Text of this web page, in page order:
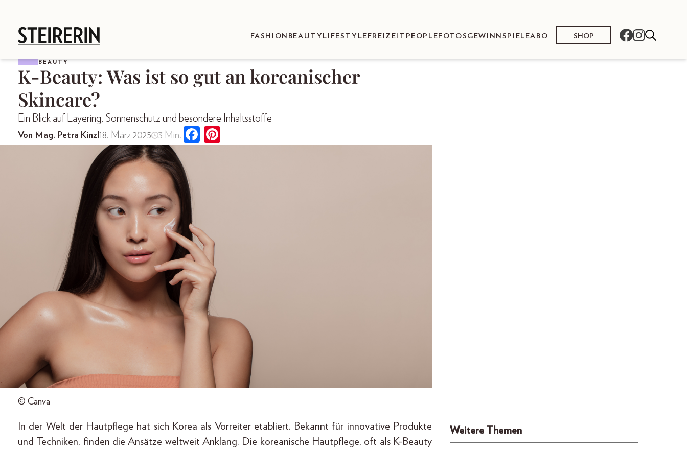
FASHION BEAUTY LIFESTYLE FREIZEIT PEOPLE FOTOS GEWINNSPIELEABO SHOP
BEAUTY
K-Beauty: Was ist so gut an koreanischer
Skincare?
Ein Blick auf Layering, Sonnenschutz und besondere Inhaltsstoffe
Von Mag. Petra Kinzl 18. März 2025 3 Min.
© Canva
In der Welt der Hautpflege hat sich Korea als Vorreiter etabliert. Bekannt für innovative Produkte
und Techniken, finden die Ansätze weltweit Anklang. Die koreanische Hautpflege, oft als K-Beauty
Weitere Themen